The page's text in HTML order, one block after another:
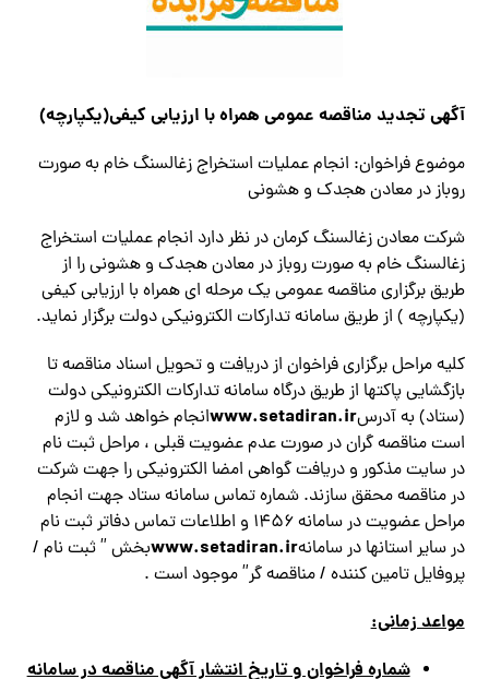
آگهي تجدید مناقصه عمومی همراه با ارزیابی کیفی(یکپارچه)
موضوع فراخوان: انجام عملیات استخراج زغالسنگ خام به صورت
روباز در معادن هجدك و هشوني
شركت معادن زغالسنگ كرمان در نظر دارد انجام عملیات استخراج
زغالسنگ خام به صورت روباز در معادن هجدك و هشوني را از
طریق برگزاري مناقصه عمومي یک مرحله اي همراه با ارزيابي كيفي
(یکپارچه ) از طريق سامانه تدارکات الکترونیکی دولت برگزار نماید.
کلیه مراحل برگزاری فراخوان از دریافت و تحویل اسناد مناقصه تا
بازگشایی پاکت­ها از طریق درگاه سامانه تدارکات الکترونیکی دولت
(ستاد) به آدرسwww.setadiran.irانجام خواهد شد و لازم
است مناقصه گران در صورت عدم عضويت قبلي ، مراحل ثبت نام
در سايت مذكور و دريافت گواهي امضا الكترونيكي را جهت شركت
در مناقصه محقق سازند. شماره تماس سامانه ستاد جهت انجام
مراحل عضويت در سامانه ۱۴۵۶ و اطلاعات تماس دفاتر ثبت نام
در ساير استانها در سامانهwww.setadiran.irبخش ” ثبت نام /
پروفايل تامين كننده / مناقصه گر” موجود است .
مواعد زمانی:
شماره فراخوان و تاريخ انتشار آگهي مناقصه در سامانه